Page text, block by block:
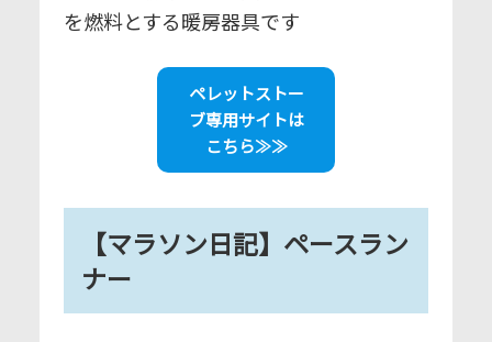
を燃料とする暖房器具です
ペレットストー
ブ専用サイトは
こちら≫≫
【マラソン日記】ペースラン
ナー